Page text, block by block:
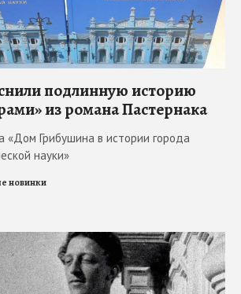
подлинную историю
из романа Пастернака
«Дом Грибушина в истории города
науки»
новинки